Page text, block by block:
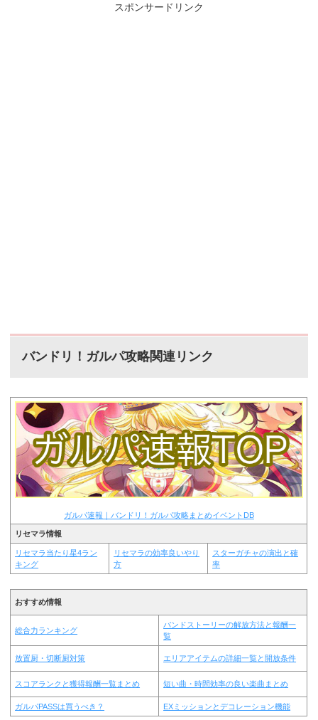
スポンサードリンク
バンドリ！ガルパ攻略関連リンク
ガルパ速報｜バンドリ！ガルパ攻略まとめイベントDB
リセマラ情報
リセマラ当たり星4ラン
キング
リセマラの効率良いやり
方
スターガチャの演出と確
率
おすすめ情報
総合力ランキング
バンドストーリーの解放方法と報酬一
覧
放置厨・切断厨対策 エリアアイテムの詳細一覧と開放条件
スコアランクと獲得報酬一覧まとめ 短い曲・時間効率の良い楽曲まとめ
ガルパPASSは買うべき？ EXミッションとデコレーション機能